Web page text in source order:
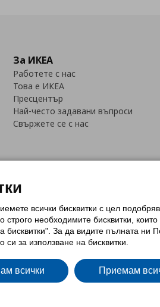
За ИКЕА
Работете с нас
Това е ИКЕА
Пресцентър
Най-често задавани въпроси
Свържете се с нас
Избор на настройки за използване
за защита на личните данни на ikea.bg
IKEA Family
всички бисквитки с цел
необходимитe бисквитки,
бисквитки". За да видите пълната
си за използване на бисквитки.
всички Приемам